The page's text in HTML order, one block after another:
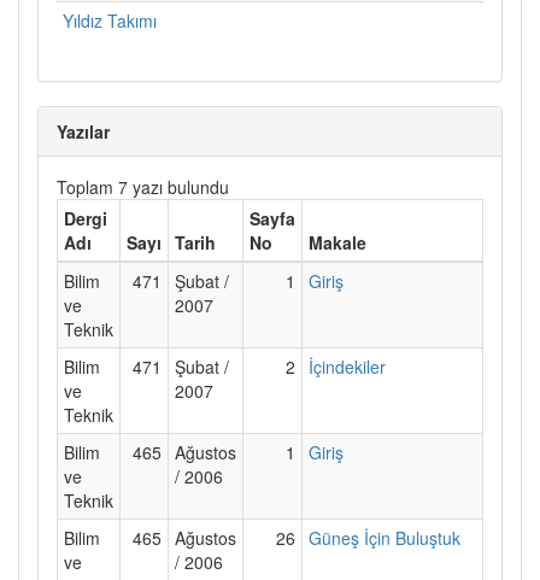
Yıldız Takımı
Yazılar
Toplam 7 yazı bulundu
Dergi
Adı
Sayı Tarih
Sayfa
No
Makale
Bilim
ve
Teknik
471
Şubat /
2007
1 Giriş
Bilim
ve
Teknik
471
Şubat /
2007
2 İçindekiler
Bilim
ve
Teknik
465 Ağustos
/ 2006
1 Giriş
Bilim
ve
465 Ağustos
/ 2006
26 Güneş İçin Buluştuk